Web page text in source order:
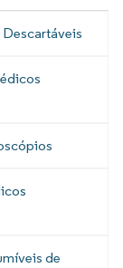
de